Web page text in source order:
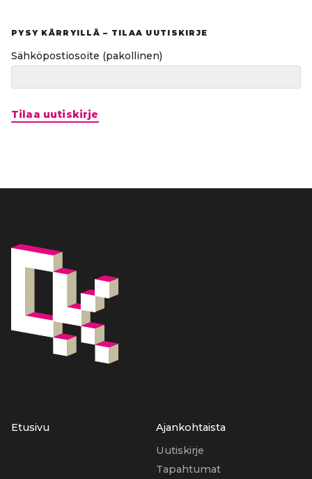
PYSY KÄRRYILLÄ – TILAA UUTISKIRJE
Sähköpostiosoite (pakollinen)
Tilaa uutiskirje
Etusivu
Ajankohtaista
Uutiskirje
Tapahtumat